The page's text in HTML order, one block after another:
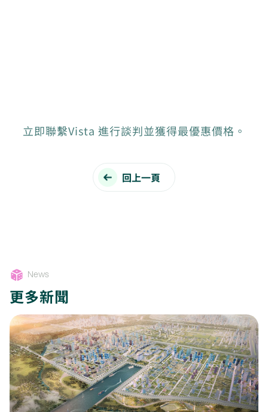
立即聯繫Vista 進行談判並獲得最優惠價格。
回上一頁
News
更多新聞